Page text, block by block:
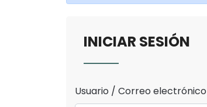
INICIAR SESIÓN
Usuario / Correo electrónico